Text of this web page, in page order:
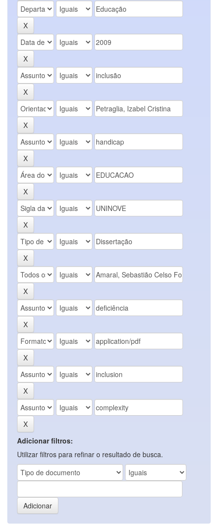
Adicionar filtros:
Utilizar filtros para refinar o resultado de busca.